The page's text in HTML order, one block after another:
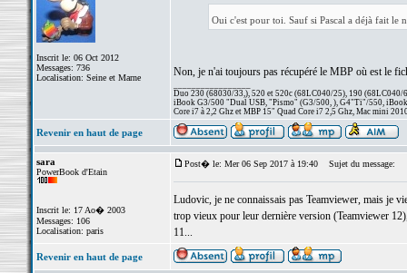
Inscrit le: 06 Oct 2012
Messages: 736
Localisation: Seine et Marne
Oui c'est pour toi. Sauf si Pascal a déjà fait le
Non, je n'ai toujours pas récupéré le MBP où est le
Duo 230 (68030/33,), 520 et 520c (68LC040/25), 190 (68LC040/
iBook G3/500 "Dual USB, "Pismo" (G3/500, ), G4"Ti"/550,
Core i7 à 2,2 Ghz et MBP 15" Quad Core i7 2,5 Ghz, Mac mini
Revenir en haut de page
sara
PowerBook d'Etain
Inscrit le: 17 Ao� 2003
Messages: 106
Localisation: paris
Post� le: Mer 06 Sep 2017 à 19:40 Sujet du message:
Ludovic, je ne connaissais pas Teamviewer, mais je
trop vieux pour leur dernière version (Teamviewer
11...
Revenir en haut de page